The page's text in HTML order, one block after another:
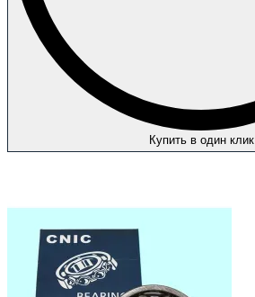
Купить в один клик